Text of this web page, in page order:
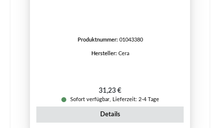
Produktnummer: 01043380
Hersteller: Cera
Regulärer Preis:
31,23 €
Sofort verfügbar, Lieferzeit: 2-4 Tage
Details